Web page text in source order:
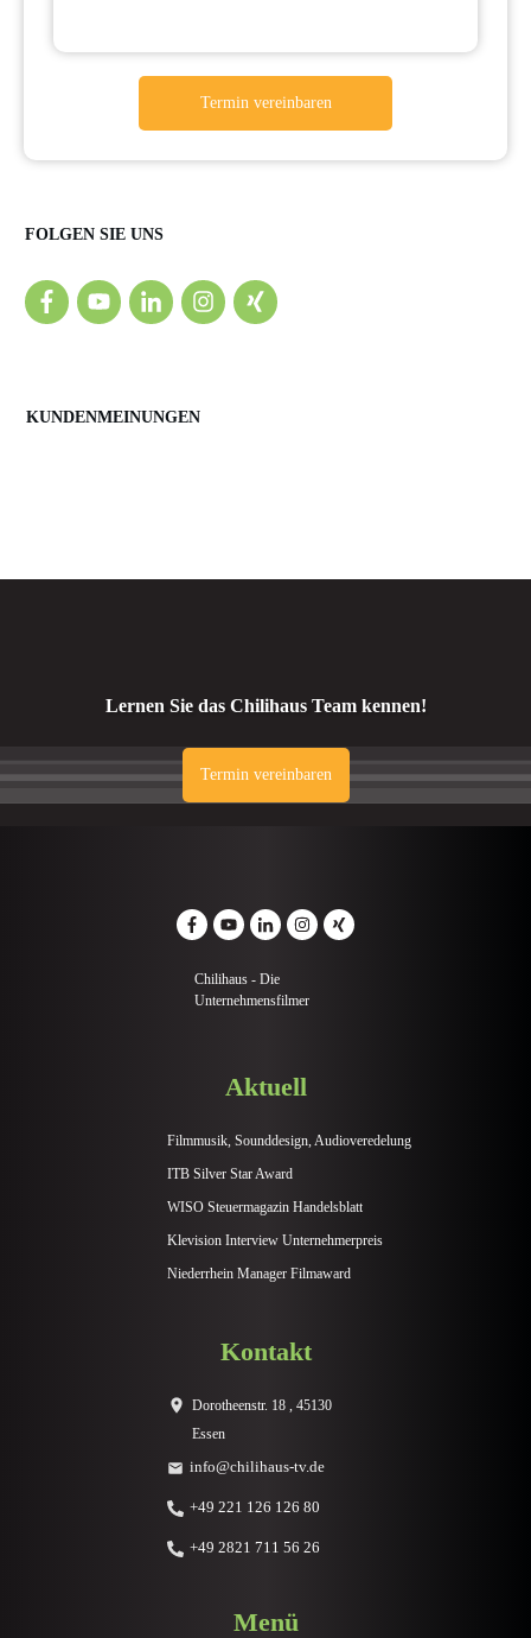
Termin vereinbaren
FOLGEN SIE UNS
KUNDENMEINUNGEN
Lernen Sie das Chilihaus Team kennen!
Termin vereinbaren
Chilihaus - Die
Unternehmensfilmer
Aktuell
Filmmusik, Sounddesign, Audioveredelung
ITB Silver Star Award
WISO Steuermagazin Handelsblatt
Klevision Interview Unternehmerpreis
Niederrhein Manager Filmaward
Kontakt
Dorotheenstr. 18 , 45130
Essen
info@chilihaus-tv.de
+49 221 126 126 80
+49 2821 711 56 26
Menü